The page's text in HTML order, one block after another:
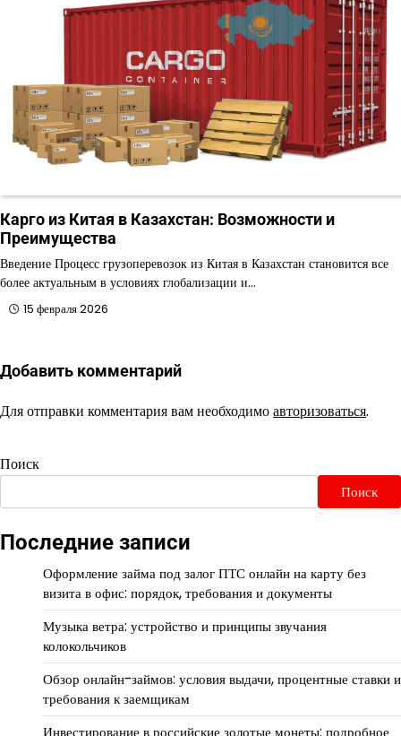
Карго из Китая в Казахстан: Возможности и
Преимущества
Введение Процесс грузоперевозок из Китая в Казахстан становится все
более актуальным в условиях глобализации и…
15 февраля 2026
Добавить комментарий
Для отправки комментария вам необходимоавторизоваться.
Поиск
Поиск
Последние записи
Оформление займа под залог ПТС онлайн на карту без
визита в офис: порядок, требования и документы
Музыка ветра: устройство и принципы звучания
колокольчиков
Обзор онлайн-займов: условия выдачи, процентные ставки и
требования к заемщикам
Инвестирование в российские золотые монеты: подробное